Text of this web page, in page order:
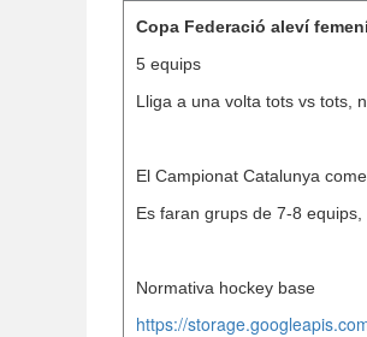
Copa Federació aleví
5 equips
Lliga a una volta tots vs tots,
El Campionat Catalunya
Es faran grups de 7-8
Normativa hockey base
https://